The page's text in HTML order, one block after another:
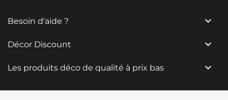
Besoin d'aide ? 
Décor Discount 
Les produits déco de qualité à prix bas 